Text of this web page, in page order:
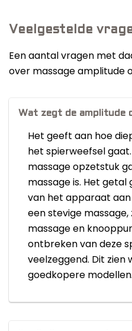
Veelgestelde
Een aantal vragen met
over massage amplitude
Wat zegt de amplitude
Het geeft aan hoe
het spierweefsel
massage opzetstuk
massage is. Het
van het apparaat
een stevige
massage en
ontbreken van deze
veelzeggend. Dit zien
goedkopere modellen.